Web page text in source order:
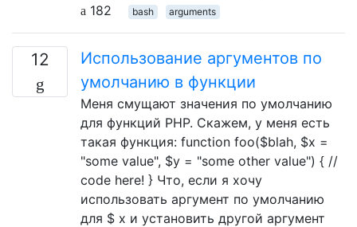
182
bash arguments
12
Использование аргументов по
умолчанию в функции
Меня смущают значения по умолчанию
для функций PHP. Скажем, у меня есть
такая функция: function foo($blah, $x =
"some value", $y = "some other value") { //
code here! } Что, если я хочу
использовать аргумент по умолчанию
для $ x и установить другой аргумент